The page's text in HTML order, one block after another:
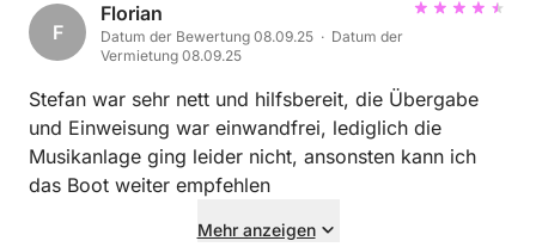
und unkompliziert.
F
Florian
Datum der Bewertung 08.09.25 · Datum der
Vermietung 08.09.25
Stefan war sehr nett und hilfsbereit, die Übergabe
und Einweisung war einwandfrei, lediglich die
Musikanlage ging leider nicht, ansonsten kann ich
das Boot weiter empfehlen
Mehr anzeigen